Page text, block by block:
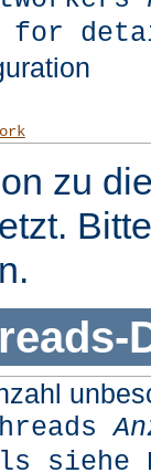
for
zu
-
siehe